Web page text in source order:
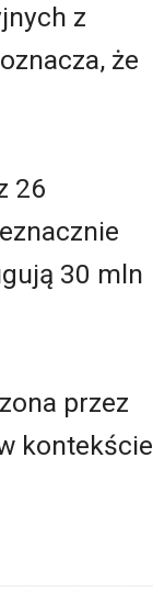
z
że
26
30 mln
przez
kontekście